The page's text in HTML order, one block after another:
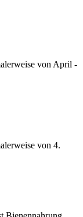
von April -
von 4.